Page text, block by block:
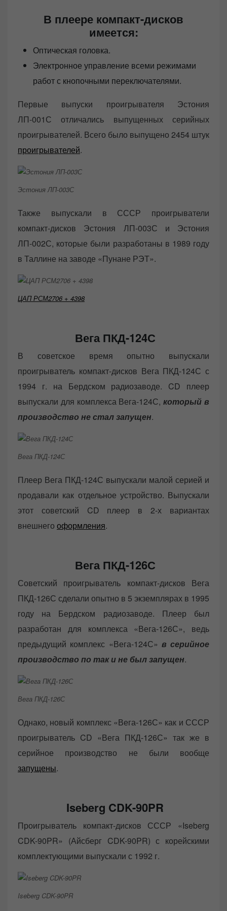
В плеере компакт-дисков
имеется:
Оптическая головка.
Электронное управление всеми режимами
работ с кнопочными переключателями.
Первые выпуски проигрывателя Эстония
ЛП-001С отличались выпущенных серийных
проигрывателей. Всего было выпущено 2454 штук
проигрывателей.
Эстония ЛП-003С
Также выпускали в СССР проигрыватели
компакт-дисков Эстония ЛП-003С и Эстония
ЛП-002С, которые были разработаны в 1989 году
в Таллине на заводе «Пунане РЭТ».
ЦАП РСМ2706 + 4398
Вега ПКД-124С
В советское время опытно выпускали
проигрыватель компакт-дисков Вега ПКД-124С с
1994 г. на Бердском радиозаводе. CD плеер
выпускали для комплекса Вега-124С,который в
производство не стал запущен.
Вега ПКД-124С
Плеер Вега ПКД-124С выпускали малой серией и
продавали как отдельное устройство. Выпускали
этот советский CD плеер в 2-х вариантах
внешнего оформления.
Вега ПКД-126С
Советский проигрыватель компакт-дисков Вега
ПКД-126С сделали опытно в 5 экземплярах в 1995
году на Бердском радиозаводе. Плеер был
разработан для комплекса «Вега-126С», ведь
предыдущий комплекс «Вега-124С» в серийное
производство по так и не был запущен.
Вега ПКД-126С
Однако, новый комплекс «Вега-126С» как и СССР
проигрыватель CD «Вега ПКД-126С» так же в
серийное производство не были вообще
запущены.
Iseberg CDK-90PR
Проигрыватель компакт-дисков СССР «Iseberg
CDK-90PR» (Айсберг CDK-90PR) с корейскими
комплектующими выпускали с 1992 г.
Iseberg CDK-90PR